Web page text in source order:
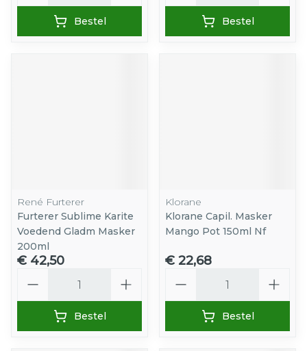
Bestel Bestel
René Furterer
Furterer Sublime Karite
Voedend Gladm Masker
200ml
€ 42,50
Bestel
Klorane
Klorane Capil. Masker
Mango Pot 150ml Nf
€ 22,68
Bestel